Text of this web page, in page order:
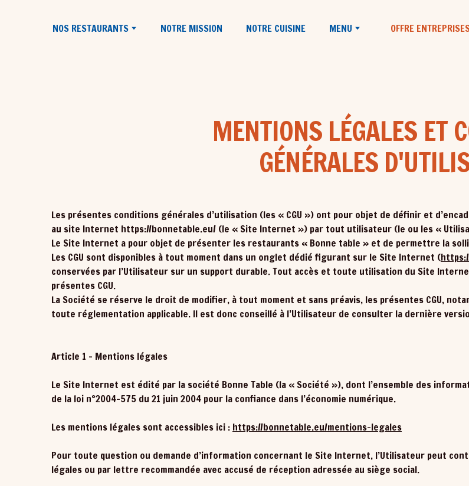
NOS RESTAURANTS NOTRE MISSION NOTRE CUISINE MENU OFFRE
MENTIONS LÉGALES ET
GÉNÉRALES
Les présentes conditions générales d’utilisation (les « CGU ») ont pour objet de définir et
au site Internet https://bonnetable.eu/ (le « Site Internet ») par tout utilisateur (le ou les «
Le Site Internet a pour objet de présenter les restaurants « Bonne table » et de permettre la
Les CGU sont disponibles à tout moment dans un onglet dédié figurant sur le Site Internet (
conservées par l’Utilisateur sur un support durable. Tout accès et toute utilisation du Site
présentes CGU.
La Société se réserve le droit de modifier, à tout moment et sans préavis, les présentes CGU,
toute réglementation applicable. Il est donc conseillé à l’Utilisateur de consulter la dernière
Article 1 – Mentions légales
Le Site Internet est édité par la société Bonne Table (la « Société »), dont l’ensemble des
de la loi n°2004-575 du 21 juin 2004 pour la confiance dans l’économie numérique.
Les mentions légales sont accessibles ici : https://bonnetable.eu/mentions-legales
Pour toute question ou demande d’information concernant le Site Internet, l’Utilisateur peut
légales ou par lettre recommandée avec accusé de réception adressée au siège social.